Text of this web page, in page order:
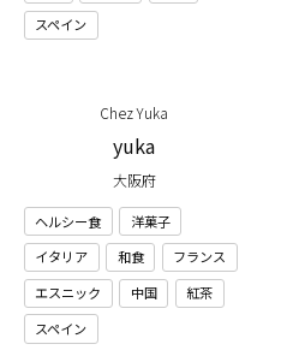
スペイン
Chez Yuka
yuka
大阪府
ヘルシー食
洋菓子
イタリア
和食
フランス
エスニック
中国
紅茶
スペイン